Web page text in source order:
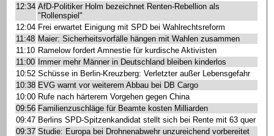
12:34 AfD-Politiker Holm bezeichnet Renten-Rebellion als
"Rollenspiel"
12:04 Frei erwartet Einigung mit SPD bei Wahlrechtsreform
11:48 Maier: Sicherheitsvorfälle hängen mit Wahlen zusammen
11:10 Ramelow fordert Amnestie für kurdische Aktivisten
11:00 Immer mehr Männer in Deutschland bleiben kinderlos
10:52 Schüsse in Berlin-Kreuzberg: Verletzter außer Lebensgefahr
10:38 EVG warnt vor weiterem Abbau bei DB Cargo
10:00 Rufe nach härterem Vorgehen gegen China
09:56 Familienzuschläge für Beamte kosten Milliarden
09:47 Berlins SPD-Spitzenkandidat stellt sich bei Rente mit 63 quer
09:37 Studie: Europa bei Drohnenabwehr unzureichend vorbereitet